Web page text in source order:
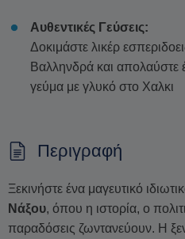
Αυθεντικές Γεύσεις:
Δοκιμάστε λικέρ
Βαλληνδρά και απολαύστε
γεύμα με γλυκό στο Χαλκι
Περιγραφή
Ξεκινήστε ένα μαγευτικό
Νάξου, όπου η ιστορία, ο
παραδόσεις ζωντανεύουν. Η